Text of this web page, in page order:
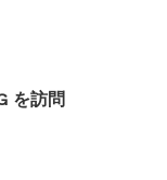
を訪問